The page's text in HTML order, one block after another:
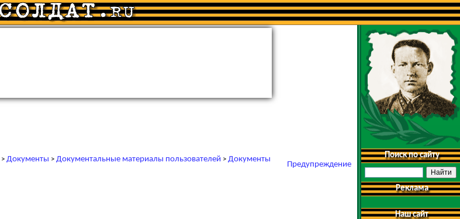
> Документы > Документальные материалы пользователей > Документы
Предупреждение
Поиск по сайту
Реклама
Наш сайт